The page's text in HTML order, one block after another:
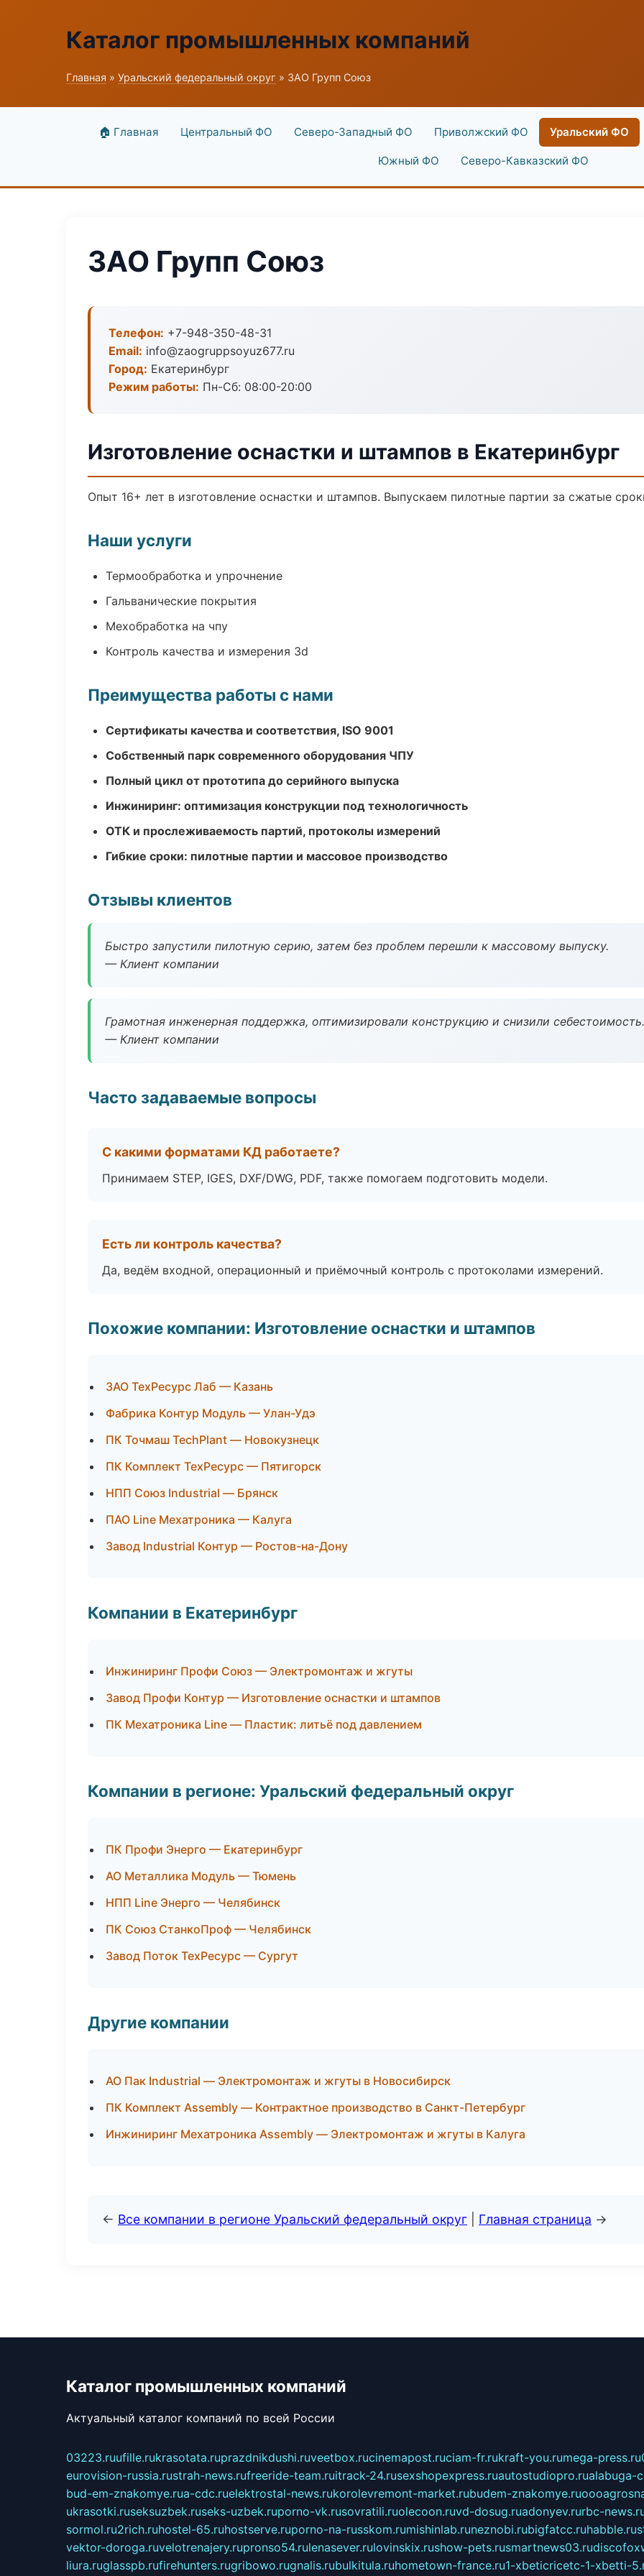
Каталог промышленных компаний
Главная » Уральский федеральный округ » ЗАО Групп Союз
🏠 Главная Центральный ФО Северо-Западный ФО Приволжский ФО Уральский ФО
Южный ФО Северо-Кавказский ФО
ЗАО Групп Союз
Телефон: +7-948-350-48-31
Email: info@zaogruppsoyuz677.ru
Город: Екатеринбург
Режим работы: Пн-Сб: 08:00-20:00
Изготовление оснастки и штампов в Екатеринбург
Опыт 16+ лет в изготовление оснастки и штампов. Выпускаем пилотные партии за сжатые
Наши услуги
Термообработка и упрочнение
Гальванические покрытия
Мехобработка на чпу
Контроль качества и измерения 3d
Преимущества работы с нами
Сертификаты качества и соответствия, ISO 9001
Собственный парк современного оборудования ЧПУ
Полный цикл от прототипа до серийного выпуска
Инжиниринг: оптимизация конструкции под технологичность
ОТК и прослеживаемость партий, протоколы измерений
Гибкие сроки: пилотные партии и массовое производство
Отзывы клиентов
Быстро запустили пилотную серию, затем без проблем перешли к массовому выпуску.
— Клиент компании
Грамотная инженерная поддержка, оптимизировали конструкцию и снизили себестоимость.
— Клиент компании
Часто задаваемые вопросы
С какими форматами КД работаете?
Принимаем STEP, IGES, DXF/DWG, PDF, также помогаем подготовить модели.
Есть ли контроль качества?
Да, ведём входной, операционный и приёмочный контроль с протоколами измерений.
Похожие компании: Изготовление оснастки и штампов
ЗАО ТехРесурс Лаб — Казань
Фабрика Контур Модуль — Улан-Удэ
ПК Точмаш TechPlant — Новокузнецк
ПК Комплект ТехРесурс — Пятигорск
НПП Союз Industrial — Брянск
ПАО Line Мехатроника — Калуга
Завод Industrial Контур — Ростов-на-Дону
Компании в Екатеринбург
Инжиниринг Профи Союз — Электромонтаж и жгуты
Завод Профи Контур — Изготовление оснастки и штампов
ПК Мехатроника Line — Пластик: литьё под давлением
Компании в регионе: Уральский федеральный округ
ПК Профи Энерго — Екатеринбург
АО Металлика Модуль — Тюмень
НПП Line Энерго — Челябинск
ПК Союз СтанкоПроф — Челябинск
Завод Поток ТехРесурс — Сургут
Другие компании
АО Пак Industrial — Электромонтаж и жгуты в Новосибирск
ПК Комплект Assembly — Контрактное производство в Санкт-Петербург
Инжиниринг Мехатроника Assembly — Электромонтаж и жгуты в Калуга
← Все компании в регионе Уральский федеральный округ Главная страница →
Каталог промышленных компаний
Актуальный каталог компаний по всей России
03223.ruufille.rukrasotata.ruprazdnikdushi.ruveetbox.rucinemapost.ruciam-fr.rukraft-you.rumega-press.ru
eurovision-russia.rustrah-news.rufreeride-team.ruitrack-24.rusexshopexpress.ruautostudiopro.rualabuga-
bud-em-znakomye.rua-cdc.ruelektrostal-news.rukorolevremont-market.rubudem-znakomye.ru
ukrasotki.ruseksuzbek.ruseks-uzbek.ruporno-vk.rusovratili.ruolecoon.ruvd-dosug.ruadonyev.rurbc-
sormol.ru2rich.ruhostel-65.ruhostserve.ruporno-na-russkom.rumishinlab.runeznobi.rubigfatcc.ruhabble.ru
vektor-doroga.ruvelotrenajery.rupronso54.rulenasever.rulovinskix.rushow-pets.rusmartnews03.ru
liura.ruglasspb.rufirehunters.rugribowo.rugnalis.rubulkitula.ruhometown-france.ru1-xbeticricetc-1-xbetti-